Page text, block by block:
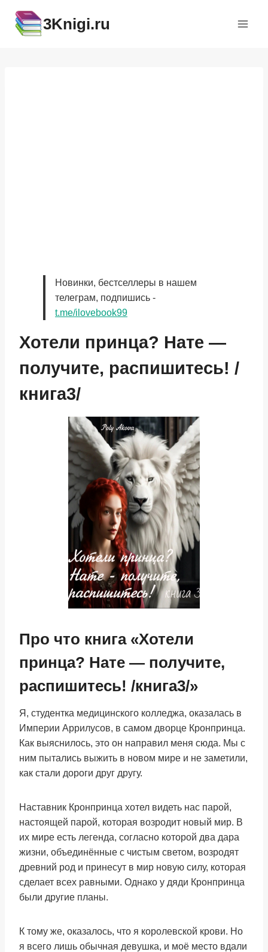
содержимому
3Knigi.ru
Новинки, бестселлеры в нашем
телеграм, подпишись -
t.me/ilovebook99
Хотели принца? Нате —
получите, распишитесь! /
книга3/
Про что книга «Хотели
принца? Нате — получите,
распишитесь! /книга3/»
Я, студентка медицинского колледжа, оказалась в
Империи Аррилусов, в самом дворце Кронпринца.
Как выяснилось, это он направил меня сюда. Мы с
ним пытались выжить в новом мире и не заметили,
как стали дороги друг другу.
Наставник Кронпринца хотел видеть нас парой,
настоящей парой, которая возродит новый мир. В
их мире есть легенда, согласно которой два дара
жизни, объединённые с чистым светом, возродят
древний род и принесут в мир новую силу, которая
сделает всех равными. Однако у дяди Кронпринца
были другие планы.
К тому же, оказалось, что я королевской крови. Но
я всего лишь обычная девушка, и моё место вдали